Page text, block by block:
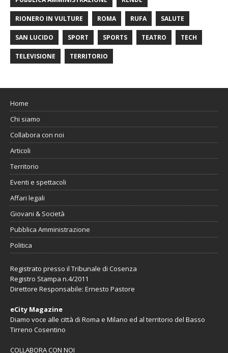
RIONERO IN VULTURE ROMA RUFA SALUTE
SAN LUCIDO SPORT SPORTS TEATRO TECH
TELEVISIONE TERRITORIO
Home
Chi siamo
Collabora con noi
Articoli
Territorio
Eventi e spettacoli
Affari legali
Giovani & Società
Pubblica Amministrazione
Politica
Registrato presso il Tribunale di Cosenza
Registro Stampa n.4/2011
Direttore Responsabile: Ernesto Pastore
eCity Magazine
Diamo voce alle città di Roma e Milano ed al territorio del Basso
Tirreno Cosentino
COLLABORA CON NOI